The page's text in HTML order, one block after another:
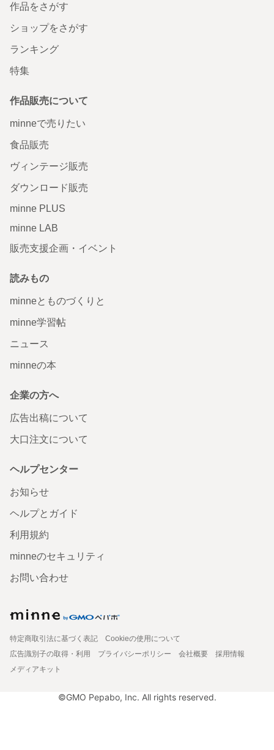
作品をさがす
ショップをさがす
ランキング
特集
作品販売について
minneで売りたい
食品販売
ヴィンテージ販売
ダウンロード販売
minne PLUS
minne LAB
販売支援企画・イベント
読みもの
minneとものづくりと
minne学習帖
ニュース
minneの本
企業の方へ
広告出稿について
大口注文について
ヘルプセンター
お知らせ
ヘルプとガイド
利用規約
minneのセキュリティ
お問い合わせ
特定商取引法に基づく表記
Cookieの使用について
広告識別子の取得・利用
プライバシーポリシー 会社概要
採用情報
メディアキット
©GMO Pepabo, Inc. All rights reserved.